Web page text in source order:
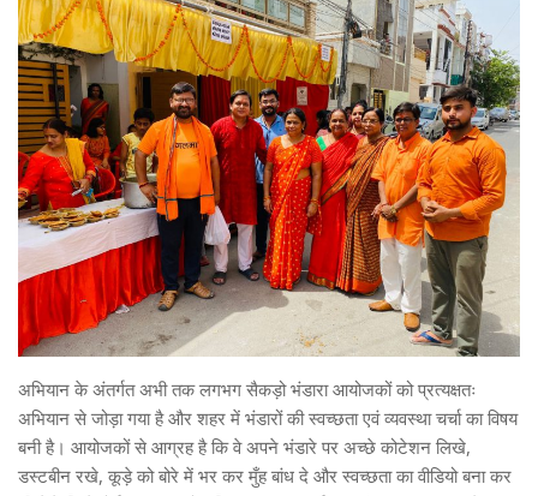
अभियान के अंतर्गत अभी तक लगभग सैकड़ो भंडारा आयोजकों को प्रत्यक्षतः
अभियान से जोड़ा गया है और शहर में भंडारों की स्वच्छता एवं व्यवस्था चर्चा का विषय
बनी है। आयोजकों से आग्रह है कि वे अपने भंडारे पर अच्छे कोटेशन लिखे,
डस्टबीन रखे, कूड़े को बोरे में भर कर मुँह बांध दे और स्वच्छता का वीडियो बना कर